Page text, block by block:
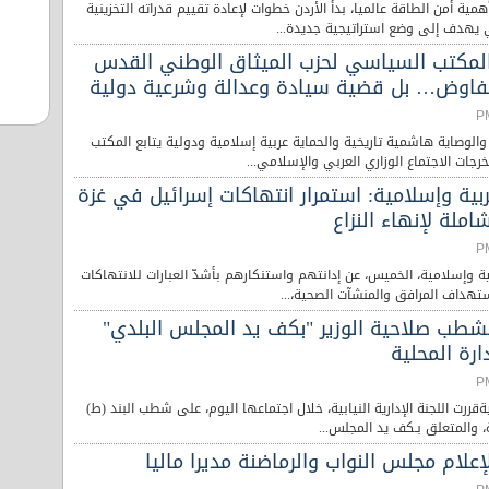
أمن الطاقة عالميا، بدأ الأردن خطوات لإعادة تقييم قدراته التخزينية
يهدف إلى وضع استراتيجية جديدة...
السياسي لحزب الميثاق الوطني القدس
بل قضية سيادة وعدالة وشرعية دولية
هاشمية تاريخية والحماية عربية إسلامية ودولية يتابع المكتب
الاجتماع الوزاري العربي والإسلامي...
وإسلامية: استمرار انتهاكات إسرائيل في غزة
لإنهاء النزاع
وإسلامية، الخميس، عن إدانتهم واستنكارهم بأشدّ العبارات للانتهاكات
المرافق والمنشآت الصحية،...
تشطب صلاحية الوزير "بكف يد المجلس البلدي"
المحلية
اللجنة الإدارية النيابية، خلال اجتماعها اليوم، على شطب البند (ط)
مجلس النواب والرماضنة مديرا ماليا